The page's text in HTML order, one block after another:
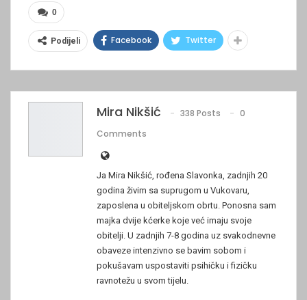
0
Podijeli Facebook Twitter
Mira Nikšić 338 Posts
0
Comments
Ja Mira Nikšić, rođena Slavonka, zadnjih 20
godina živim sa suprugom u Vukovaru,
zaposlena u obiteljskom obrtu. Ponosna sam
majka dvije kćerke koje već imaju svoje
obitelji. U zadnjih 7-8 godina uz svakodnevne
obaveze intenzivno se bavim sobom i
pokušavam uspostaviti psihičku i fizičku
ravnotežu u svom tijelu.